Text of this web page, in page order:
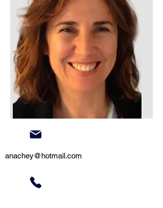
anachey@hotmail.com